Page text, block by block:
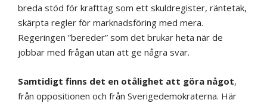
breda stöd för krafttag som ett skuldregister, räntetak,
skärpta regler för marknadsföring med mera.
Regeringen ”bereder” som det brukar heta när de
jobbar med frågan utan att ge några svar.
Samtidigt finns det en otålighet att göra något,
från oppositionen och från Sverigedemokraterna. Här